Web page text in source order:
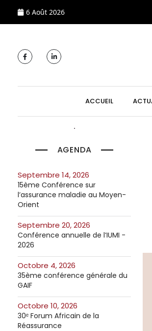
6 Août 2026
ACCUEIL
AGENDA
septembre 14, 2026
15ème Conférence sur
l’assurance maladie au Moyen-
Orient
septembre 20, 2026
Conférence annuelle de l’IUMI -
2026
octobre 4, 2026
35ème conférence générale du
GAIF
octobre 10, 2026
30ᵉ Forum Africain de la
Réassurance